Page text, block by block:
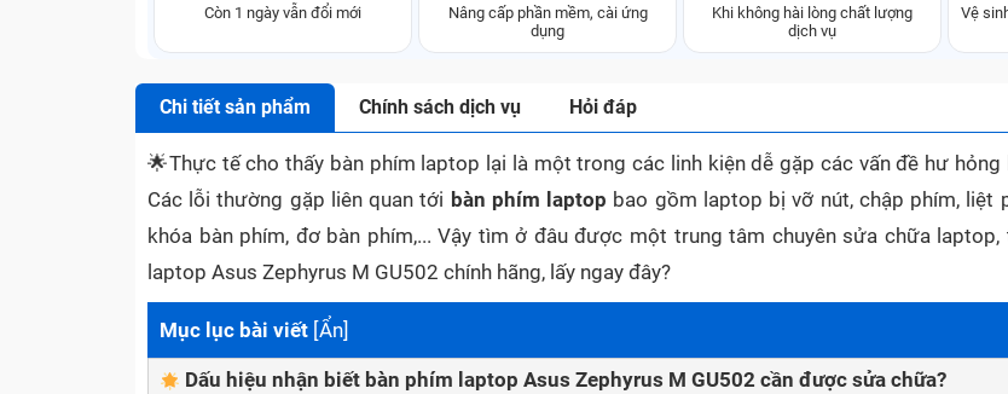
Còn 1 ngày vẫn đổi mới
Nâng cấp phần mềm, cài ứng
dụng
Khi không hài lòng chất lượng
dịch vụ
Vệ
Chi tiết sản phẩm Chính sách dịch vụ Hỏi đáp
🌟Thực tế cho thấy bàn phím laptop lại là một trong các linh kiện dễ gặp các vấn đề hư hỏng
Các lỗi thường gặp liên quan tới bàn phím laptop bao gồm laptop bị vỡ nút, chập phím, liệt
khóa bàn phím, đơ bàn phím,... Vậy tìm ở đâu được một trung tâm chuyên sửa chữa laptop,
laptop Asus Zephyrus M GU502 chính hãng, lấy ngay đây?
Mục lục bài viết [Ẩn]
Dấu hiệu nhận biết bàn phím laptop Asus Zephyrus M GU502 cần được sửa chữa?